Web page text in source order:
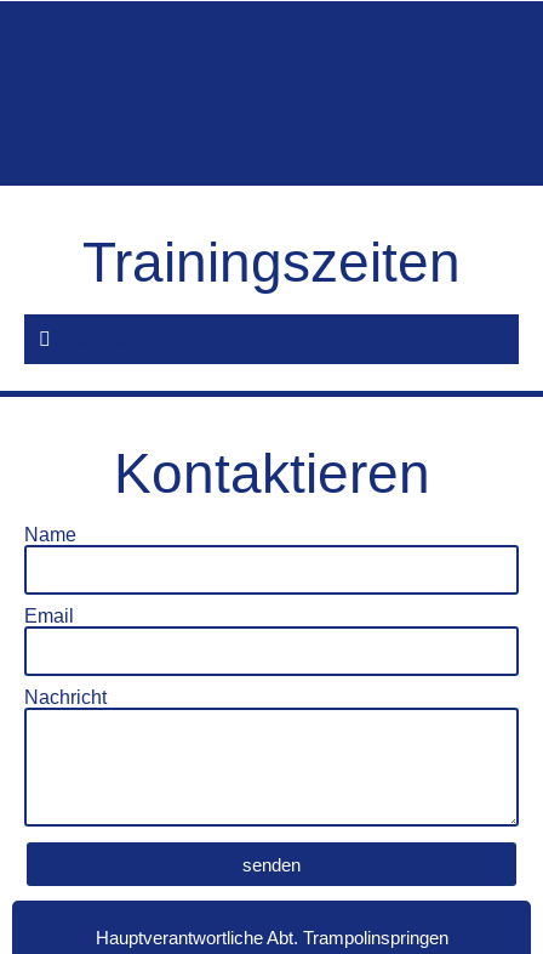
Trainingszeiten
Kontaktieren
Name
Email
Nachricht
senden
Hauptverantwortliche Abt. Trampolinspringen